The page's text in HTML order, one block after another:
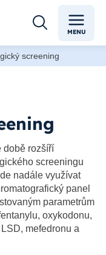
MENU
screening
době rozšíří
screeningu
nadále využívat
panel
parametrům
oxykodonu,
mefedronu a